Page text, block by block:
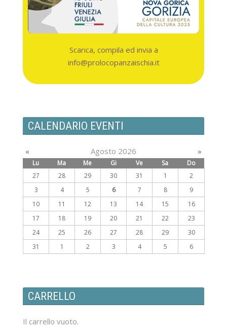
Scarica, compila ed invia a
info@prolocopanzaischia.it
CALENDARIO EVENTI
« Agosto 2026 »
Lu Ma Me Gi Ve Sa
Do
27
28 29 30 31 1
2
3
4 5 6 7 8
9
10
11 12 13 14 15
16
17
18 19 20 21 22
23
24
25 26 27 28 29
30
31
1 2 3 4 5 6
CARRELLO
Il carrello vuoto.